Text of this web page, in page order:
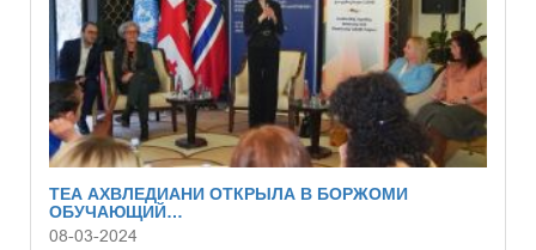
ТЕА АХВЛЕДИАНИ ОТКРЫЛА В БОРЖОМИ
ОБУЧАЮЩИЙ…
08-03-2024